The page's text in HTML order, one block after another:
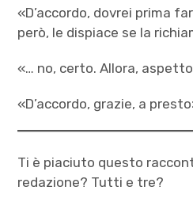
«D’accordo, dovrei prima
però, le dispiace se la
«… no, certo. Allora,
«D’accordo, grazie, a
Ti è piaciuto questo
redazione? Tutti e tre?